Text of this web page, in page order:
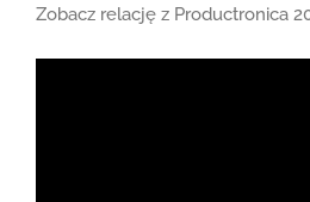
Zobacz relację z Productronica